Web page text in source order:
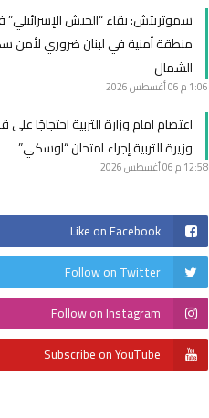
سموتريتش: بقاء “الجيش
منطقة أمنية في لبنان ضروري لأمن
الشمال
1:06 م 06 أغسطس 2026
اعتصام امام وزارة التربية احتجاجًا على
وزيرة التربية إجراء امتحان “اوسكي”
12:58 م 06 أغسطس 2026
Like on Facebook
Follow on Twitter
Follow on Instagram
Subscribe on YouTube